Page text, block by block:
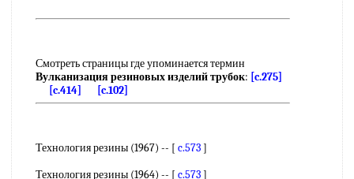
Смотреть страницы где упоминается термин
Вулканизация резиновых изделий трубок: [c.275]
[c.414]
[c.102]
Технология резины (1967) -- [ c.573]
Технология резины (1964) -- [ c.573]